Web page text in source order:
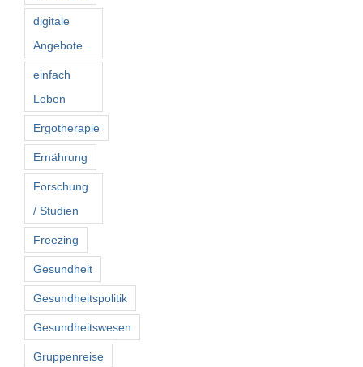
digitale
Angebote
einfach
Leben
Ergotherapie
Ernährung
Forschung
/ Studien
Freezing
Gesundheit
Gesundheitspolitik
Gesundheitswesen
Gruppenreise